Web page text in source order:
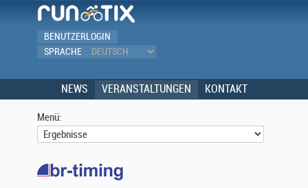
BENUTZERLOGIN
SPRACHE
NEWS VERANSTALTUNGEN KONTAKT
Menü: